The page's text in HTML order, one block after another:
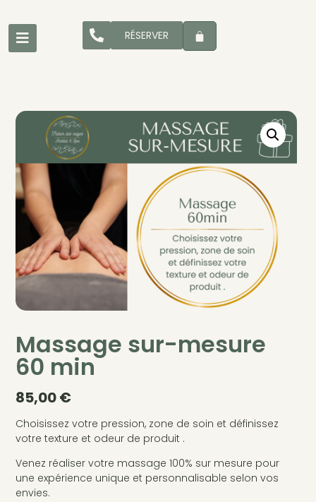
RÉSERVER
Massage sur-mesure
60 min
85,00€
Choisissez votre pression, zone de soin et définissez
votre texture et odeur de produit .
Venez réaliser votre massage 100% sur mesure pour
une expérience unique et personnalisable selon vos
envies.